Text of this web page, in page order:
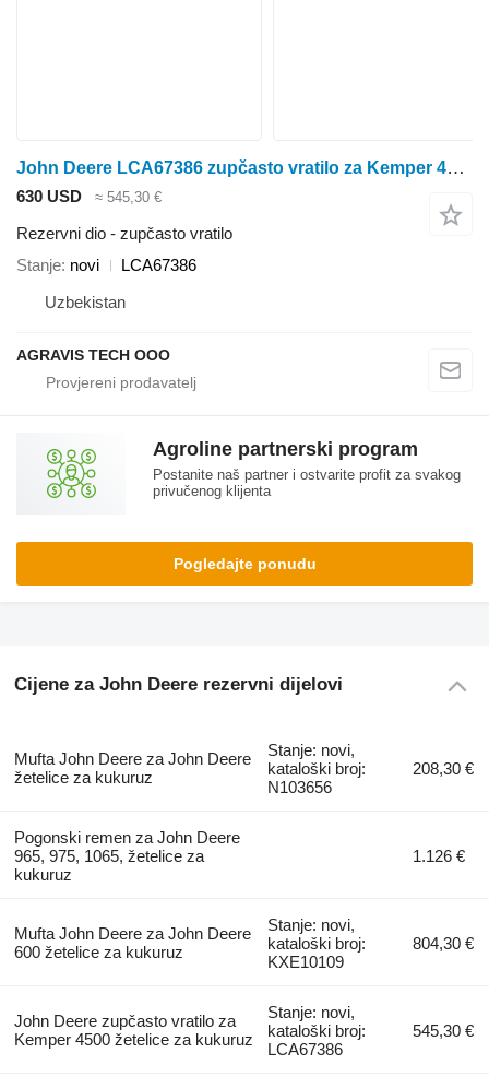
John Deere LCA67386 zupčasto vratilo za Kemper 4500 žetelice za kukuruz
630 USD ≈ 545,30 €
Rezervni dio - zupčasto vratilo
Stanje novi
LCA67386
Uzbekistan
AGRAVIS TECH OOO
Agroline partnerski program
Postanite naš partner i ostvarite profit za svakog
privučenog klijenta
Pogledajte ponudu
Cijene za John Deere rezervni dijelovi
Mufta John Deere za John Deere
žetelice za kukuruz
Stanje: novi,
kataloški broj:
N103656
208,30 €
Pogonski remen za John Deere
965, 975, 1065, žetelice za
kukuruz
1.126 €
Mufta John Deere za John Deere
600 žetelice za kukuruz
Stanje: novi,
kataloški broj:
KXE10109
804,30 €
John Deere zupčasto vratilo za
Kemper 4500 žetelice za kukuruz
Stanje: novi,
kataloški broj:
LCA67386
545,30 €